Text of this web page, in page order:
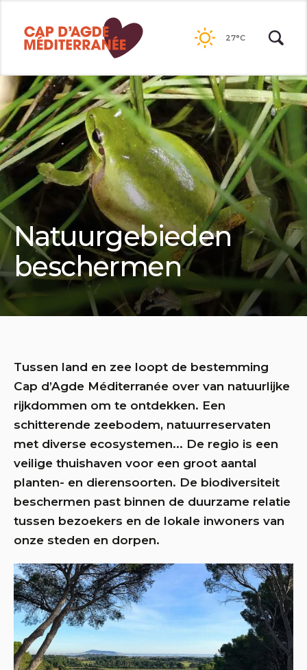
inhoud
27°C
Natuurgebieden
beschermen
Tussen land en zee loopt de bestemming
Cap d’Agde Méditerranée over van natuurlijke
rijkdommen om te ontdekken. Een
schitterende zeebodem, natuurreservaten
met diverse ecosystemen... De regio is een
veilige thuishaven voor een groot aantal
planten- en dierensoorten. De biodiversiteit
beschermen past binnen de duurzame relatie
tussen bezoekers en de lokale inwoners van
onze steden en dorpen.